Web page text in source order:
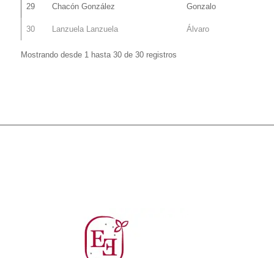
29 Chacón González Gonzalo
30 Lanzuela Lanzuela Álvaro
Mostrando desde 1 hasta 30 de 30 registros